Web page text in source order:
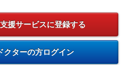
援サービスに登録する
クターの方ログイン